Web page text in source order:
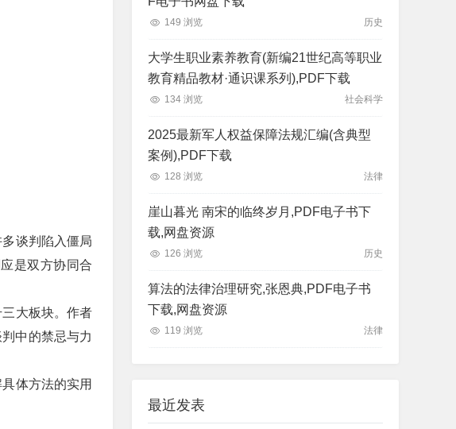
谈判陷入僵局
是双方协同合
大板块。作者
中的禁忌与力
体方法的实用
149 浏览 历史
大学生职业素养教育(新编21世纪高等职业
教育精品教材·通识课系列),PDF下载
134 浏览 社会科学
2025最新军人权益保障法规汇编(含典型
案例),PDF下载
128 浏览 法律
崖山暮光 南宋的临终岁月,PDF电子书下
载,网盘资源
126 浏览 历史
算法的法律治理研究,张恩典,PDF电子书
下载,网盘资源
119 浏览 法律
最近发表